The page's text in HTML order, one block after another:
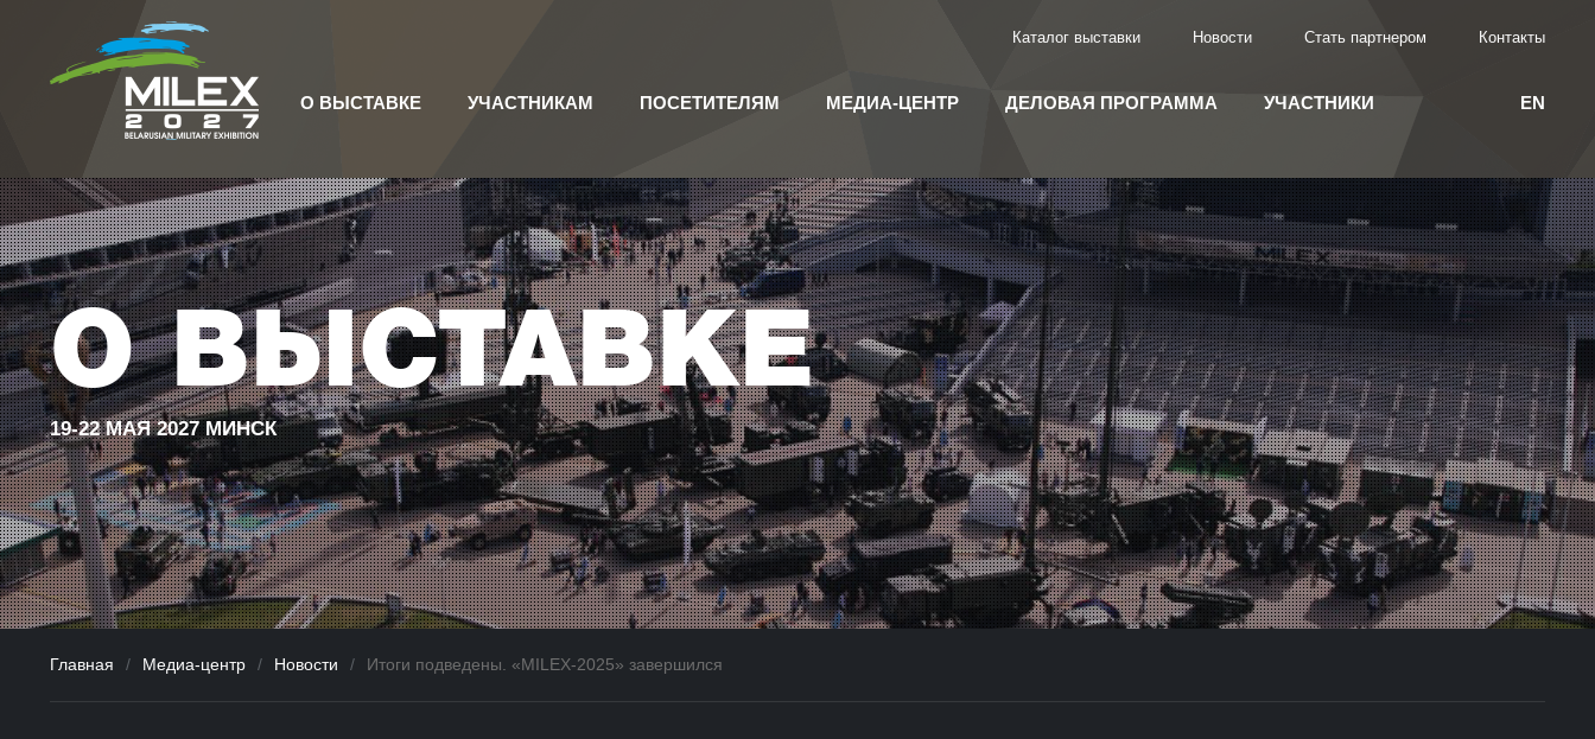
Каталог выставки Новости Стать партнером Контакты
EN
О ВЫСТАВКЕ УЧАСТНИКАМ ПОСЕТИТЕЛЯМ МЕДИА-ЦЕНТР ДЕЛОВАЯ ПРОГРАММА УЧАСТНИКИ
О ВЫСТАВКЕ
19-22 МАЯ 2027 МИНСК
Главная / Медиа-центр / Новости / Итоги подведены. «MILEX-2025» завершился